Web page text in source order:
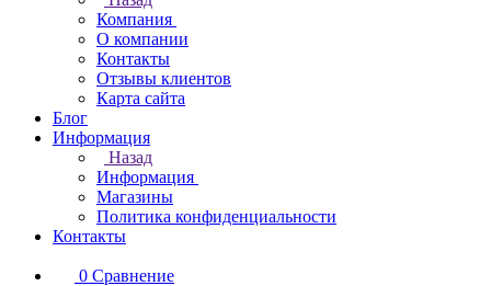
Компания
О компании
Контакты
Отзывы клиентов
Карта сайта
Блог
Информация
Назад
Информация
Магазины
Политика конфиденциальности
Контакты
0 Сравнение